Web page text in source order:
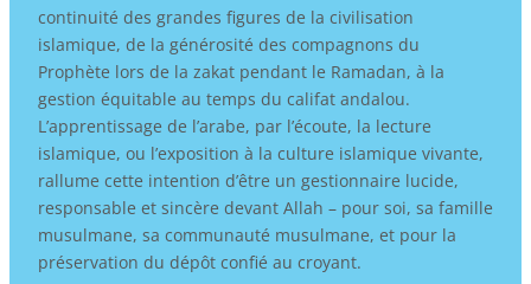
continuité des grandes figures de la civilisation
islamique, de la générosité des compagnons du
Prophète lors de la zakat pendant le Ramadan, à la
gestion équitable au temps du califat andalou.
L’apprentissage de l’arabe, par l’écoute, la lecture
islamique, ou l’exposition à la culture islamique vivante,
rallume cette intention d’être un gestionnaire lucide,
responsable et sincère devant Allah – pour soi, sa famille
musulmane, sa communauté musulmane, et pour la
préservation du dépôt confié au croyant.